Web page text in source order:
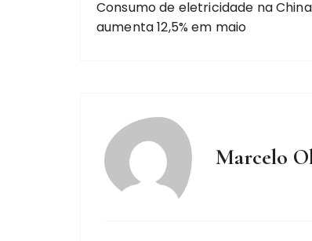
Consumo de eletricidade na China
aumenta 12,5% em maio
Marcelo